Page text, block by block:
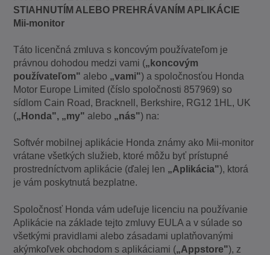
STIAHNUTÍM ALEBO PREHRÁVANÍM APLIKÁCIE
Mii-monitor
Táto licenčná zmluva s koncovým používateľom je
právnou dohodou medzi vami („koncovým
používateľom" alebo „vami") a spoločnosťou Honda
Motor Europe Limited (číslo spoločnosti 857969) so
sídlom Cain Road, Bracknell, Berkshire, RG12 1HL, UK
(„Honda", „my" alebo „nás") na:
Softvér mobilnej aplikácie Honda známy ako Mii-monitor
vrátane všetkých služieb, ktoré môžu byť prístupné
prostredníctvom aplikácie (ďalej len „Aplikácia"), ktorá
je vám poskytnutá bezplatne.
Spoločnosť Honda vám udeľuje licenciu na používanie
Aplikácie na základe tejto zmluvy EULA a v súlade so
všetkými pravidlami alebo zásadami uplatňovanými
akýmkoľvek obchodom s aplikáciami („Appstore"), z